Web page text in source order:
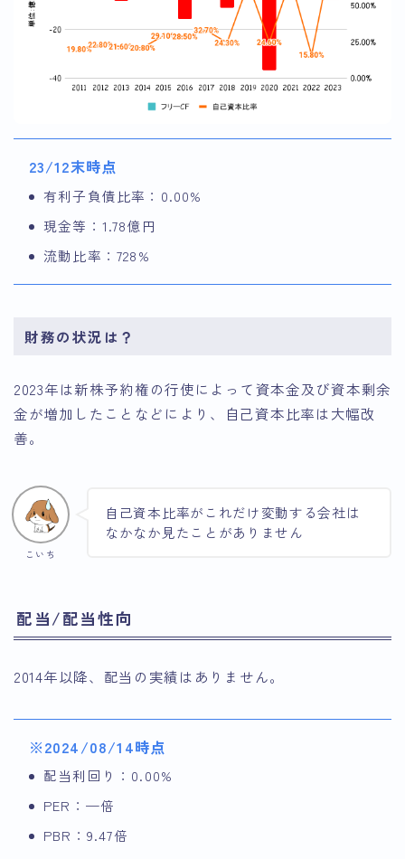
23/12末時点
有利子負債比率：0.00%
現金等：1.78億円
流動比率：728%
財務の状況は？
2023年は新株予約権の行使によって資本金及び資本剰余
金が増加したことなどにより、自己資本比率は大幅改
善。
こいち
自己資本比率がこれだけ変動する会社は
なかなか見たことがありません
配当/配当性向
2014年以降、配当の実績はありません。
※2024/08/14時点
配当利回り：0.00%
PER：—倍
PBR：9.47倍